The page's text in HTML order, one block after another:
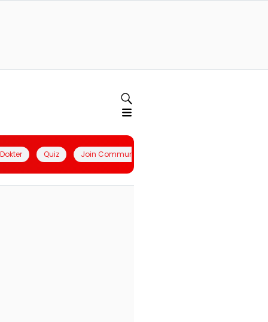
Quiz Join Community